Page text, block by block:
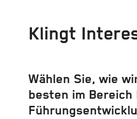
Klingt
Wählen Sie, wie
besten im Bereich